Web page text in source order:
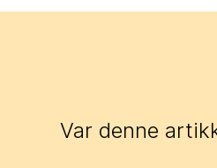
Var denne